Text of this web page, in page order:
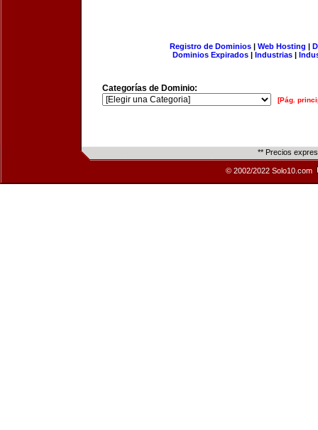
Registro de Dominios| Web Hosting |
Dominios Expirados | Industrias |
Categorías de Dominio:
[Pág.
** Precios
© 2002/2022 Solo10.com